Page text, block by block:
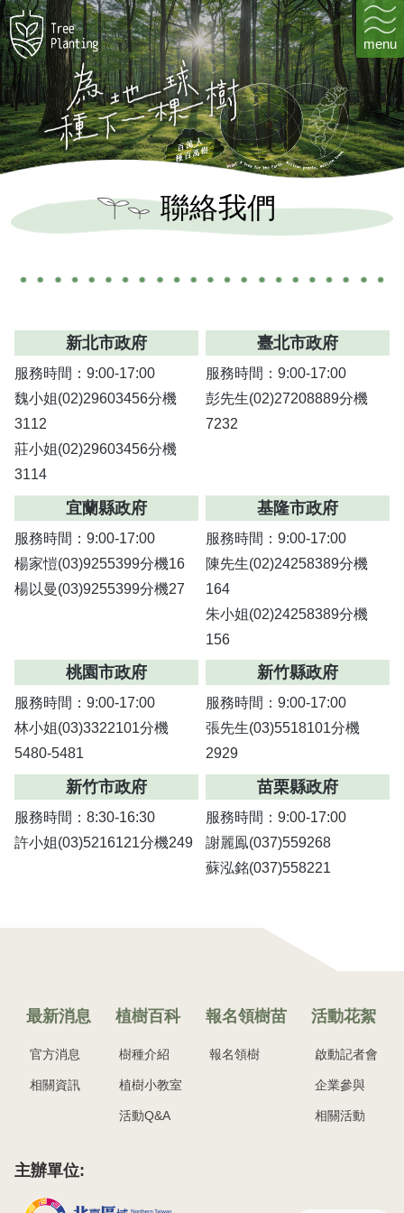
menu
聯絡我們
新北市政府
服務時間：9:00-17:00
魏小姐(02)29603456分機
3112
莊小姐(02)29603456分機
3114
臺北市政府
服務時間：9:00-17:00
彭先生(02)27208889分機
7232
宜蘭縣政府
服務時間：9:00-17:00
楊家愷(03)9255399分機16
楊以曼(03)9255399分機27
基隆市政府
服務時間：9:00-17:00
陳先生(02)24258389分機
164
朱小姐(02)24258389分機
156
桃園市政府
服務時間：9:00-17:00
林小姐(03)3322101分機
5480-5481
新竹縣政府
服務時間：9:00-17:00
張先生(03)5518101分機
2929
新竹市政府
服務時間：8:30-16:30
許小姐(03)5216121分機249
苗栗縣政府
服務時間：9:00-17:00
謝麗鳯(037)559268
蘇泓銘(037)558221
主辦單位:
最新消息
官方消息
相關資訊
植樹百科
樹種介紹
植樹小教室
活動Q&A
報名領樹苗
報名領樹
活動花絮
啟動記者會
企業參與
相關活動